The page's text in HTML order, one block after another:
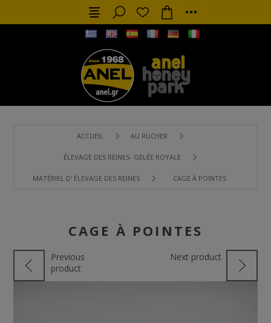
ACCUEIL AU RUCHER
ÉLEVAGE DES REINES- GELÉE ROYALE
MATÉRIEL D' ÉLEVAGE DES REINES CAGE À POINTES
CAGE À POINTES
Previous
product
Next product